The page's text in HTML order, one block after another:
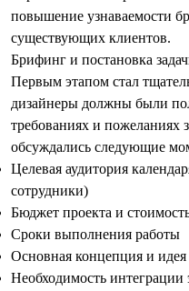
повышение узнаваемости
существующих клиентов.
Брифинг и постановка
Первым этапом стал
дизайнеры должны были
требованиях и пожеланиях
обсуждались следующие
Целевая аудитория
сотрудники)
Бюджет проекта и
Сроки выполнения работы
Основная концепция и идея
Необходимость